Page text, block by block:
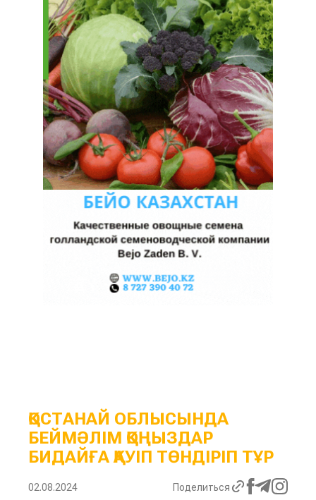
ҚОСТАНАЙ ОБЛЫСЫНДА
БЕЙМӘЛІМ ҚОҢЫЗДАР
БИДАЙҒА ҚАУІП ТӨНДІРІП ТҰР
02.08.2024 Поделиться